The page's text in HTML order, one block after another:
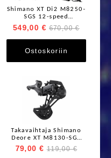
Shimano XT Di2 M8250-
SGS 12-speed
Drivetrain Upgrade Kit
I-Spec EV
549,00 € 670,00 €
Ostoskoriin
Takavaihtaja Shimano
Deore XT M8130-SGS
Linkglide 1x11s Max
50T
79,00 € 119,00 €